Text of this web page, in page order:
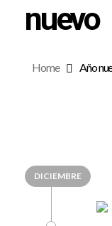
Home Año
nuevo
DICIEMBRE